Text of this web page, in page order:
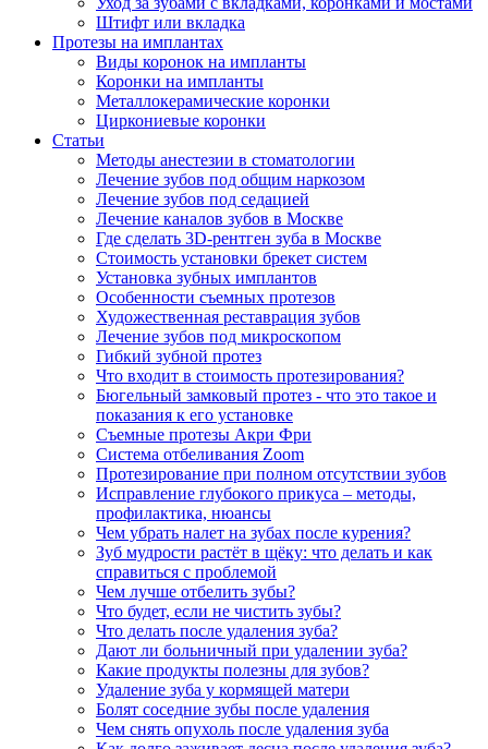
Штифт или вкладка
Протезы на имплантах
Виды коронок на импланты
Коронки на импланты
Металлокерамические коронки
Циркониевые коронки
Статьи
Методы анестезии в стоматологии
Лечение зубов под общим наркозом
Лечение зубов под седацией
Лечение каналов зубов в Москве
Где сделать 3D-рентген зуба в Москве
Стоимость установки брекет систем
Установка зубных имплантов
Особенности съемных протезов
Художественная реставрация зубов
Лечение зубов под микроскопом
Гибкий зубной протез
Что входит в стоимость протезирования?
Бюгельный замковый протез - что это такое и
показания к его установке
Съемные протезы Акри Фри
Система отбеливания Zoom
Протезирование при полном отсутствии зубов
Исправление глубокого прикуса – методы,
профилактика, нюансы
Чем убрать налет на зубах после курения?
Зуб мудрости растёт в щёку: что делать и как
справиться с проблемой
Чем лучше отбелить зубы?
Что будет, если не чистить зубы?
Что делать после удаления зуба?
Дают ли больничный при удалении зуба?
Какие продукты полезны для зубов?
Удаление зуба у кормящей матери
Болят соседние зубы после удаления
Чем снять опухоль после удаления зуба